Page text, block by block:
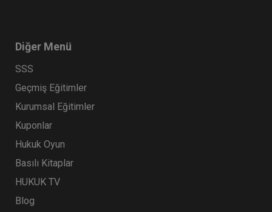
Diğer Menü
SSS
Geçmiş Eğitimler
Kurumsal Eğitimler
Kuponlar
Hukuk Oyun
Basılı Kitaplar
HUKUK TV
Blog